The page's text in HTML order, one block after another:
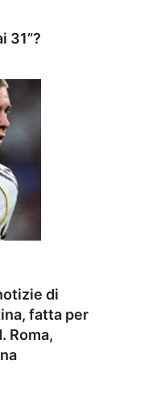
31”?
di
fatta per
Roma,